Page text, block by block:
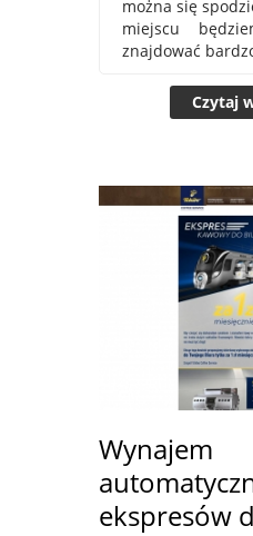
można się
miejscu
znajdować
Czytaj
Wynajem
ekspresów